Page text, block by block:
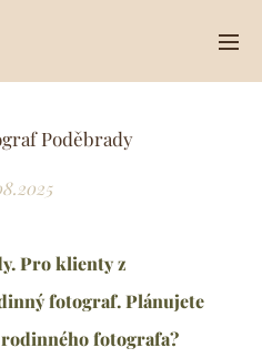
Poděbrady
Pro klienty z
fotograf. Plánujete
fotografa?